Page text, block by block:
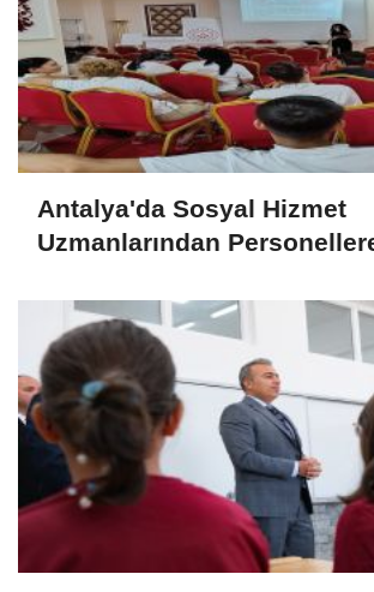
Antalya'da Sosyal Hizmet
Uzmanlarından